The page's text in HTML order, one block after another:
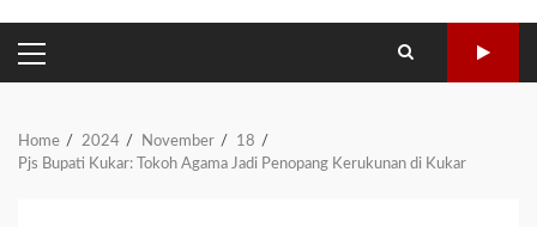
PRIMARY
MENU
Home 2024 November
18
Pjs Bupati Kukar: Tokoh Agama Jadi Penopang Kerukunan di Kukar